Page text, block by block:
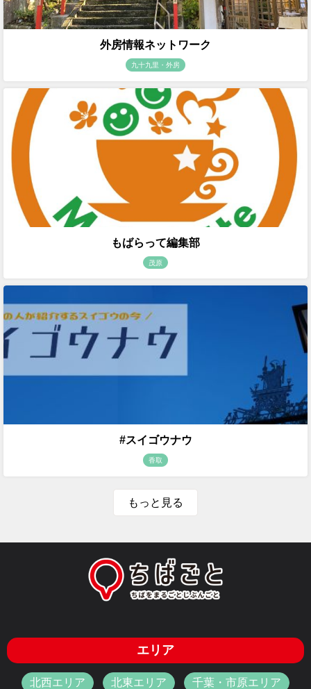
外房情報ネットワーク
九十九里・外房
もばらって編集部
茂原
#スイゴウナウ
香取
もっと見る
エリア
北西エリア 北東エリア 千葉・市原エリア